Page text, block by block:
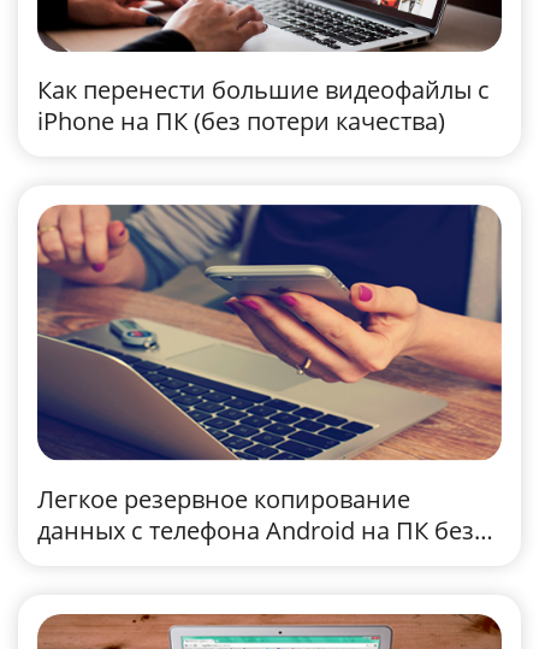
Как перенести большие видеофайлы с
iPhone на ПК (без потери качества)
Легкое резервное копирование
данных с телефона Android на ПК без